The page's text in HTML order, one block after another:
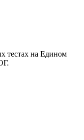
тестах на Едином